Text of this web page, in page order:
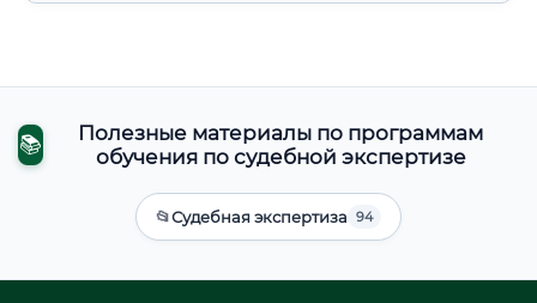
📚
Полезные материалы по программам
обучения по судебной экспертизе
📂Судебная экспертиза 94